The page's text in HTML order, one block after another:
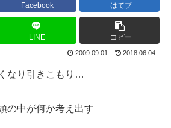
Facebook はてブ
LINE コピー
2009.09.01 2018.06.04
なり引きこもり…
の中が何か考え出す